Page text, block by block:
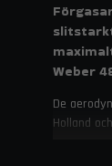
Weber
De
Holland
design.
och